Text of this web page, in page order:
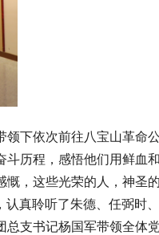
下依次前往八宝山革命
历程，感悟他们用鲜血
，这些光荣的人，神圣
真聆听了朱德、任弼时
支书记杨国军带领全体